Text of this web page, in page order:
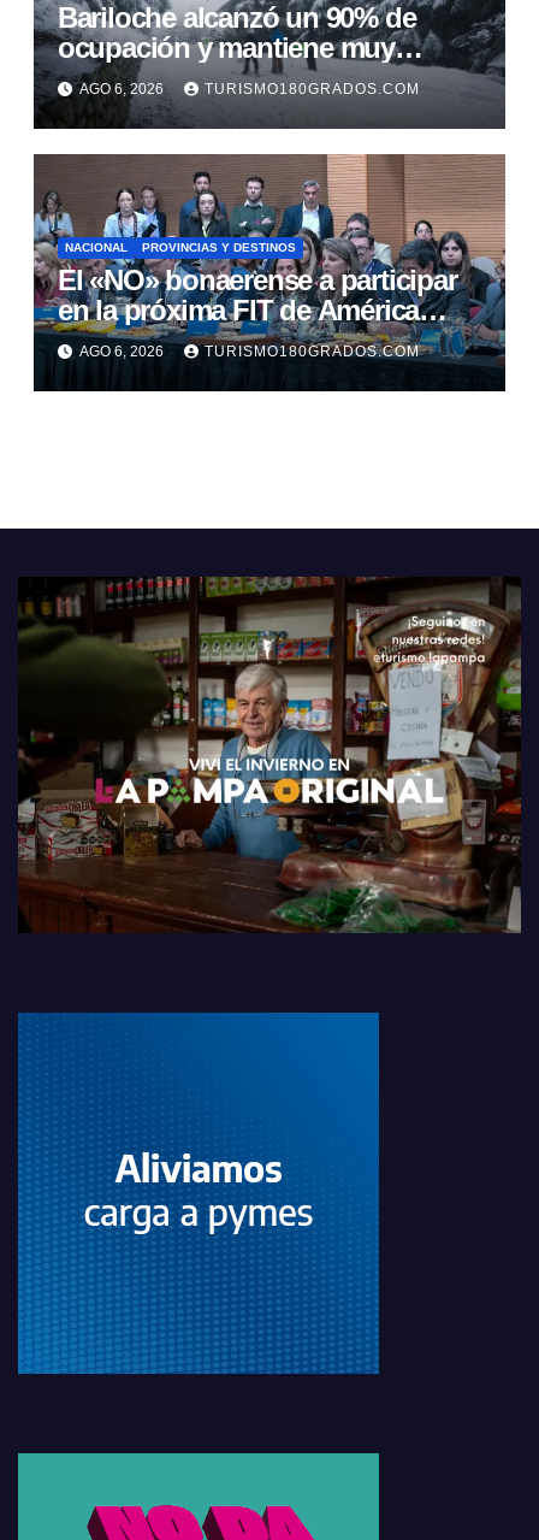
Bariloche alcanzó un 90% de
ocupación y mantiene muy
buenas expectativas para agosto
AGO 6, 2026 TURISMO180GRADOS.COM
NACIONAL PROVINCIAS Y DESTINOS
El «NO» bonaerense a participar
en la próxima FIT de América
Latina
AGO 6, 2026 TURISMO180GRADOS.COM